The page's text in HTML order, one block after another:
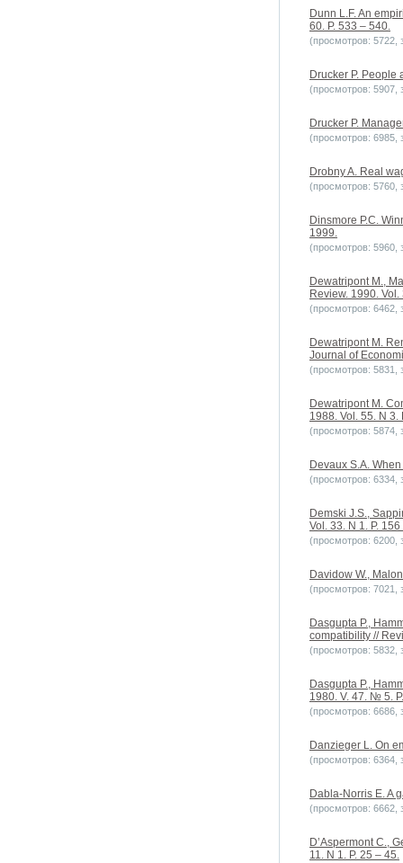
Dunn L.F. An
60. P. 533 – 540.
(просмотров: 5722,
Drucker P.
(просмотров: 5907,
Drucker P.
(просмотров: 6985,
Drobny A. Real
(просмотров: 5760,
Dinsmore P.C.
1999.
(просмотров: 5960,
Dewatripont M.,
Review. 1990.
(просмотров: 6462,
Dewatripont M.
Journal of
(просмотров: 5831,
Dewatripont M.
1988. Vol. 55. N 3.
(просмотров: 5874,
Devaux S.A.
(просмотров: 6334,
Demski J.S.,
Vol. 33. N 1. P.
(просмотров: 6200,
Davidow W.,
(просмотров: 7021,
Dasgupta P.,
compatibility //
(просмотров: 5832,
Dasgupta P.,
1980. V. 47. № 5.
(просмотров: 6686,
Danzieger L. On
(просмотров: 6364,
Dabla-Norris E. A
(просмотров: 6662,
D’Aspermont C.,
11. N 1. P. 25 – 45.